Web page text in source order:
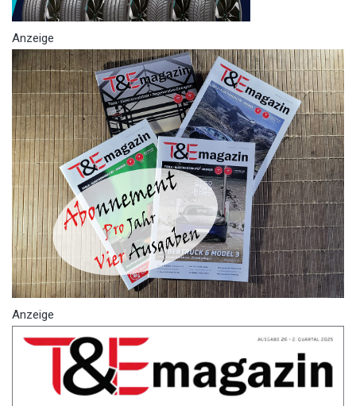
Anzeige
Anzeige